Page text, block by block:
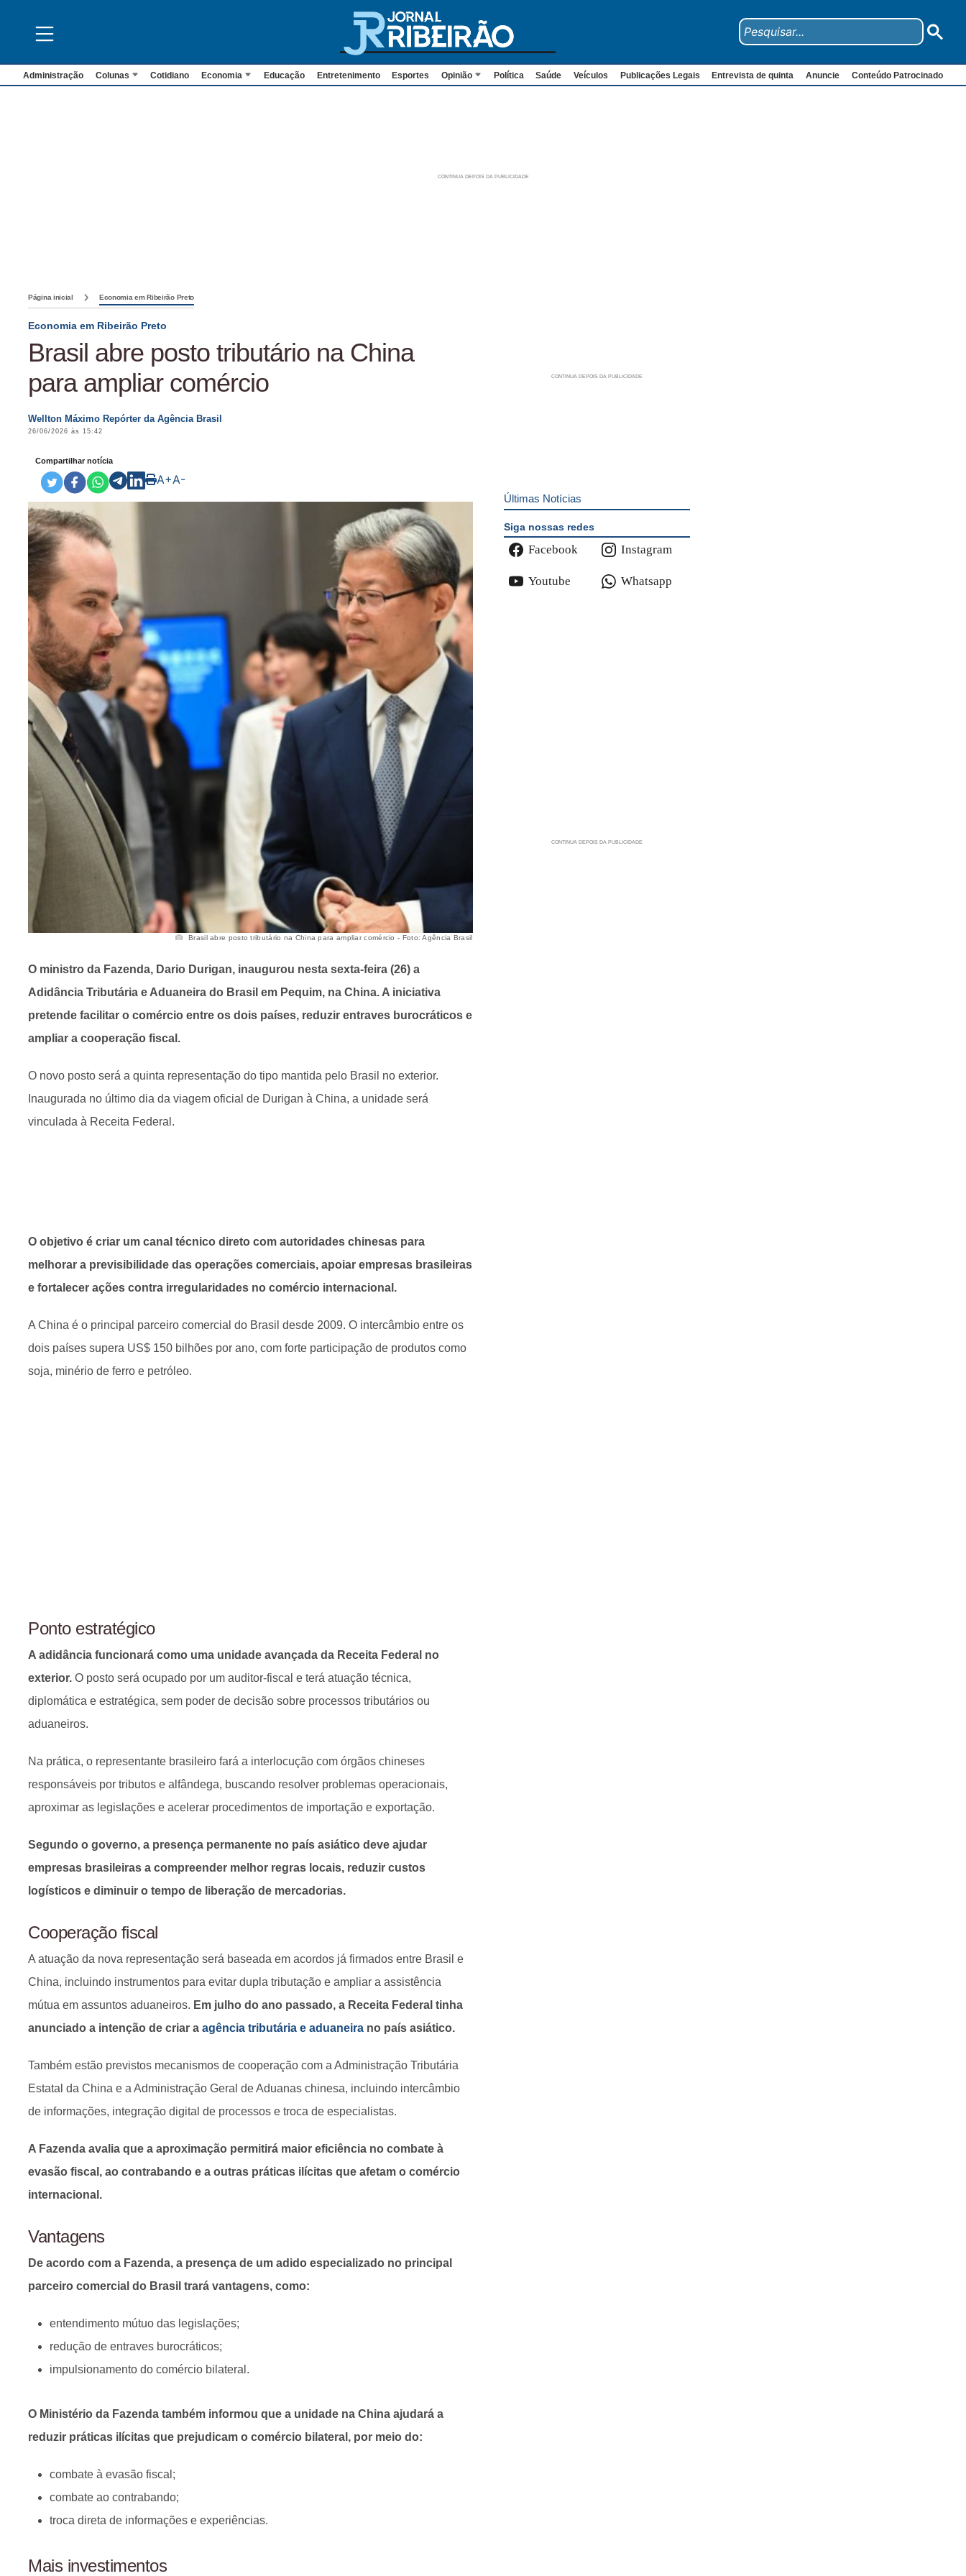
Administração Colunas Cotidiano Economia Educação Entretenimento Esportes Opinião Política Saúde Veículos Publicações Legais Entrevista de quinta Anuncie Conteúdo Patrocinado
Página inicial Economia em Ribeirão Preto
Economia em Ribeirão Preto
Brasil abre posto tributário na China
para ampliar comércio
Wellton Máximo Repórter da Agência Brasil
26/06/2026 às 15:42
Compartilhar notícia
A+A-
Brasil abre posto tributário na China para ampliar comércio - Foto: Agência Brasil
O ministro da Fazenda, Dario Durigan, inaugurou nesta sexta-feira (26) a
Adidância Tributária e Aduaneira do Brasil em Pequim, na China. A iniciativa
pretende facilitar o comércio entre os dois países, reduzir entraves burocráticos e
ampliar a cooperação fiscal.
O novo posto será a quinta representação do tipo mantida pelo Brasil no exterior.
Inaugurada no último dia da viagem oficial de Durigan à China, a unidade será
vinculada à Receita Federal.
O objetivo é criar um canal técnico direto com autoridades chinesas para
melhorar a previsibilidade das operações comerciais, apoiar empresas brasileiras
e fortalecer ações contra irregularidades no comércio internacional.
A China é o principal parceiro comercial do Brasil desde 2009. O intercâmbio entre os
dois países supera US$ 150 bilhões por ano, com forte participação de produtos como
soja, minério de ferro e petróleo.
Ponto estratégico
A adidância funcionará como uma unidade avançada da Receita Federal no
exterior. O posto será ocupado por um auditor-fiscal e terá atuação técnica,
diplomática e estratégica, sem poder de decisão sobre processos tributários ou
aduaneiros.
Na prática, o representante brasileiro fará a interlocução com órgãos chineses
responsáveis por tributos e alfândega, buscando resolver problemas operacionais,
aproximar as legislações e acelerar procedimentos de importação e exportação.
Segundo o governo, a presença permanente no país asiático deve ajudar
empresas brasileiras a compreender melhor regras locais, reduzir custos
logísticos e diminuir o tempo de liberação de mercadorias.
Cooperação fiscal
A atuação da nova representação será baseada em acordos já firmados entre Brasil e
China, incluindo instrumentos para evitar dupla tributação e ampliar a assistência
mútua em assuntos aduaneiros. Em julho do ano passado, a Receita Federal tinha
anunciado a intenção de criar a agência tributária e aduaneira no país asiático.
Também estão previstos mecanismos de cooperação com a Administração Tributária
Estatal da China e a Administração Geral de Aduanas chinesa, incluindo intercâmbio
de informações, integração digital de processos e troca de especialistas.
A Fazenda avalia que a aproximação permitirá maior eficiência no combate à
evasão fiscal, ao contrabando e a outras práticas ilícitas que afetam o comércio
internacional.
Vantagens
De acordo com a Fazenda, a presença de um adido especializado no principal
parceiro comercial do Brasil trará vantagens, como:
entendimento mútuo das legislações;
redução de entraves burocráticos;
impulsionamento do comércio bilateral.
O Ministério da Fazenda também informou que a unidade na China ajudará a
reduzir práticas ilícitas que prejudicam o comércio bilateral, por meio do:
combate à evasão fiscal;
combate ao contrabando;
troca direta de informações e experiências.
Mais investimentos
Últimas Notícias
Siga nossas redes
Facebook Instagram
Youtube Whatsapp